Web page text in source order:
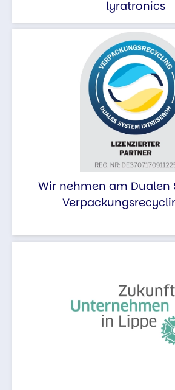
lyratronics
Wir nehmen am Dualen